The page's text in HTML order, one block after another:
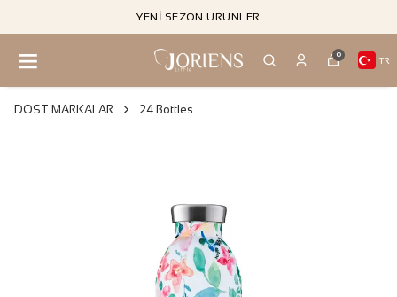
YENI SEZON ÜRÜNLER
0
TR
DOST MARKALAR 24 Bottles